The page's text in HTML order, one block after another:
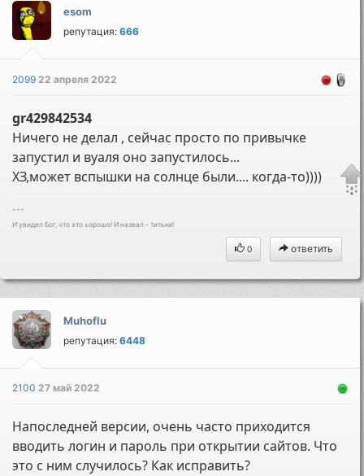
esom
репутация:666
209922 апреля 2022
gr429842534
Ничего не делал , сейчас просто по привычке
запустил и вуаля оно запустилось...
ХЗ,может вспышки на солнце были.... когда-то))))
---
И увидел Бог, что это хорошо! И назвал - титьки!
0 ответить
Muhoflu
репутация:6448
210027 май 2022
Напоследней версии, очень часто приходится
вводить логин и пароль при открытии сайтов. Что
это с ним случилось? Как исправить?